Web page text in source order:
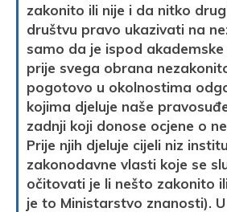
zakonito ili nije i da nitko
društvu pravo ukazivati na
samo da je ispod akademske
prije svega obrana
pogotovo u okolnostima
kojima djeluje naše
zadnji koji donose ocjene o
Prije njih djeluje cijeli niz
zakonodavne vlasti koje se
očitovati je li nešto zakonito
je to Ministarstvo znanosti).